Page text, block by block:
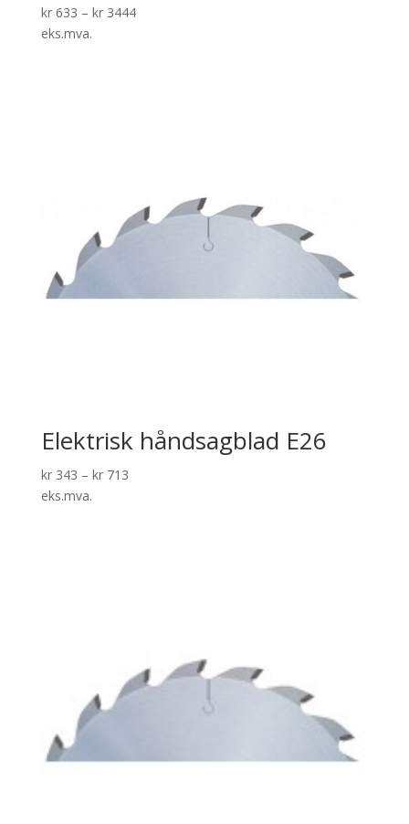
kr633 – kr3444
eks.mva.
Elektrisk håndsagblad E26
kr343 – kr713
eks.mva.